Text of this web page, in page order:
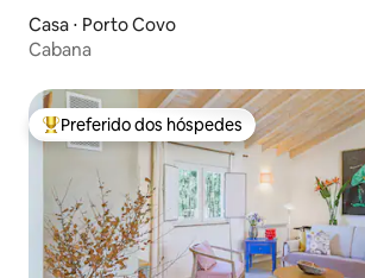
Casa ⋅ Porto Covo
Cabana
Entre os melhores preferidos dos hóspedes
Preferido dos hóspedes